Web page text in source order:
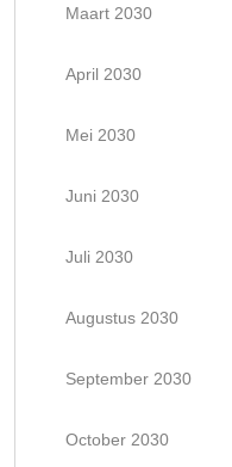
Maart 2030
April 2030
Mei 2030
Juni 2030
Juli 2030
Augustus 2030
September 2030
October 2030